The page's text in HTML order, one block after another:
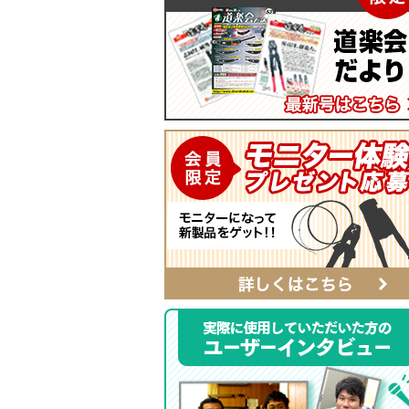
電工ジョイント
自動ポンチ
全ネジレンチ・ソケット
LEDライト
カチッとホルダー
SmartShuttoシリーズ
ソフトフィットシリーズ
SmartEdgeシリーズ
ハイクオリティ・レザーシリーズ
レザーシリーズ ナチュラル&ブラック
タイプ
ベルト
αシリーズ
タフロン電工ポケット
ハンマーホルダー